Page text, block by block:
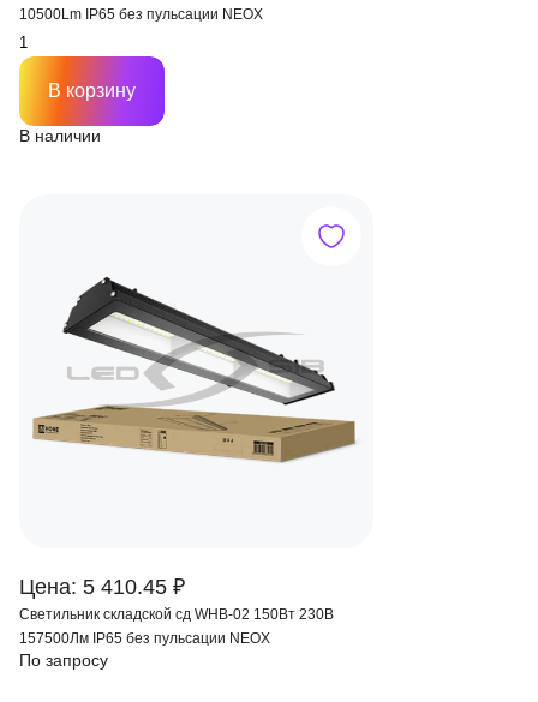
10500Lm IP65 без пульсации NEOX
В наличии
В корзину
Цена: 5 410.45 ₽
Светильник складской сд WHB-02 150Вт 230В
157500Лм IP65 без пульсации NEOX
По запросу